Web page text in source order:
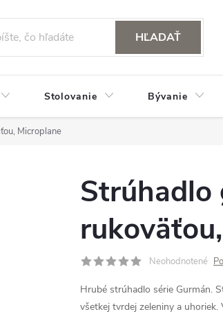
HĽADAŤ
Stolovanie Bývanie
Microplane
Strúhadlo
Neohodnotené
Hrubé strúhadlo série Gurmán.
všetkej tvrdej zeleniny a uhoriek.